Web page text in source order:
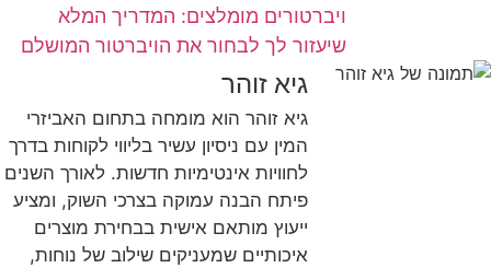
ויברטורים מומלצים: המדריך המלא
שיעזור לך לבחור את הויברטור המושלם
גיא זוהר
גיא זוהר הוא מומחה בתחום האביזרי
המין עם ניסיון עשיר בליווי לקוחות בדרך
לחוויות אינטימיות חדשות. לאורך השנים
פיתח הבנה עמוקה בצרכי השוק, ומציע
ייעוץ מותאם אישית בבחירת מוצרים
איכותיים שמעניקים שילוב של נוחות,